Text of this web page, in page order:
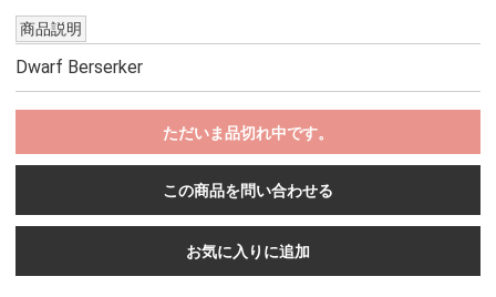
商品説明
Dwarf Berserker
ただいま品切れ中です。
この商品を問い合わせる
お気に入りに追加